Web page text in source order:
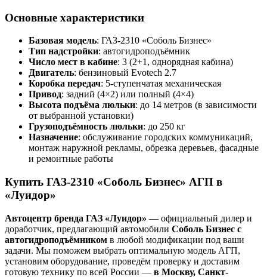
Основные характеристики
Базовая модель: ГАЗ-2310 «Соболь Бизнес»
Тип надстройки: автогидроподъёмник
Число мест в кабине: 3 (2+1, однорядная кабина)
Двигатель: бензиновый Evotech 2.7
Коробка передач: 5-ступенчатая механическая
Привод: задний (4×2) или полный (4×4)
Высота подъёма люльки: до 14 метров (в зависимости
от выбранной установки)
Грузоподъёмность люльки: до 250 кг
Назначение: обслуживание городских коммуникаций,
монтаж наружной рекламы, обрезка деревьев, фасадные
и ремонтные работы
Купить ГАЗ-2310 «Соболь Бизнес» АГП в
«Луидор»
Автоцентр бренда ГАЗ «Луидор» — официальный дилер и
доработчик, предлагающий автомобили Соболь Бизнес с
автогидроподъёмником в любой модификации под ваши
задачи. Мы поможем выбрать оптимальную модель АГП,
установим оборудование, проведём проверку и доставим
готовую технику по всей России — в Москву, Санкт-